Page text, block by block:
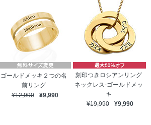
ゴールドメッキ２つの名
前リング
¥12,990
¥9,990
刻印つきロシアンリング
ネックレス-ゴールドメッ
キ
¥19,990
¥9,990